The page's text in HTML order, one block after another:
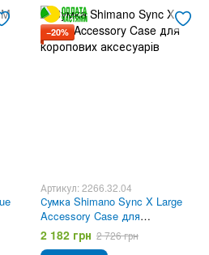
−20%
Артикул: 2266.32.04
Сумка Shimano Sync X Large
Accessory Case для
коропових аксесуарів
2 182 грн 2 726 грн